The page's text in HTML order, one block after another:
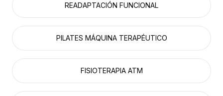
READAPTACIÓN FUNCIONAL
PILATES MÁQUINA TERAPÉUTICO
FISIOTERAPIA ATM